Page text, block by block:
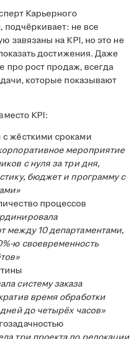
Карьерного
подчёркивает: не все
завязаны на KPI, но это не
достижения. Даже
про рост продаж, всегда
которые показывают
KPI:
жёсткими сроками
мероприятие
с нуля за три дня,
бюджет и программу с
процессов
между 10 департаментами,
ю своевременность
систему заказа
время обработки
до четырёх часов»